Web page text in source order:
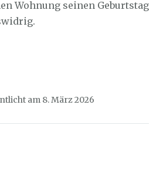
Wohnung seinen Geburtstag
am 8. März 2026